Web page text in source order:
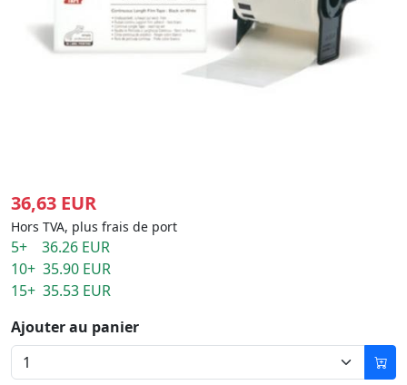
36,63 EUR
Hors TVA, plus frais de port
5+ 36.26 EUR
10+ 35.90 EUR
15+ 35.53 EUR
Ajouter au panier